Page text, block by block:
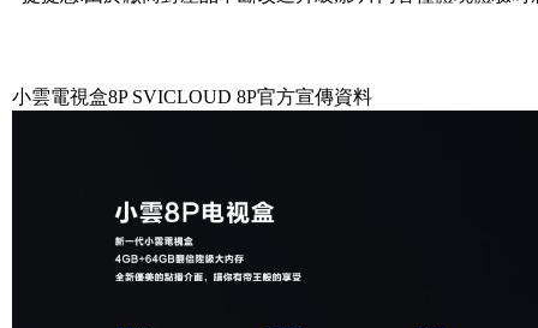
小雲電視盒8P SVICLOUD 8P官方宣傳資料